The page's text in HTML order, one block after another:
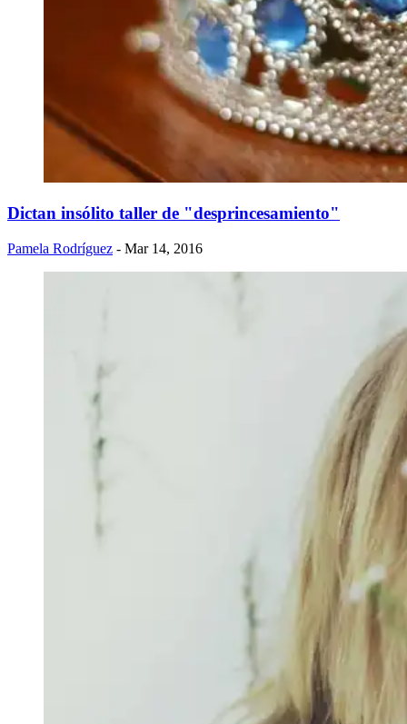
Dictan insólito taller de "desprincesamiento"
Pamela Rodríguez - Mar 14, 2016